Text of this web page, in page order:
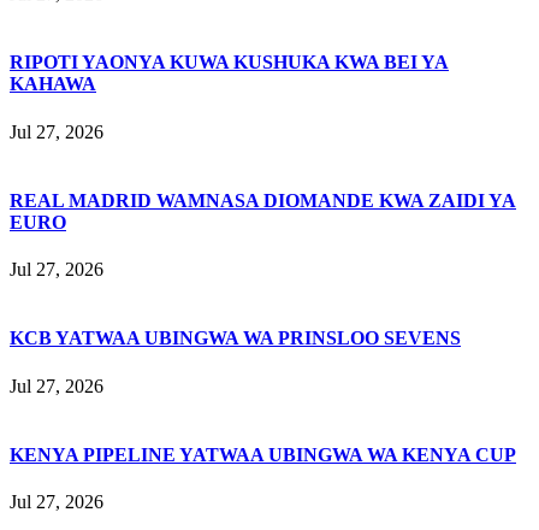
RIPOTI YAONYA KUWA KUSHUKA KWA BEI YA
KAHAWA
Jul 27, 2026
REAL MADRID WAMNASA DIOMANDE KWA ZAIDI YA
EURO
Jul 27, 2026
KCB YATWAA UBINGWA WA PRINSLOO SEVENS
Jul 27, 2026
KENYA PIPELINE YATWAA UBINGWA WA KENYA CUP
Jul 27, 2026